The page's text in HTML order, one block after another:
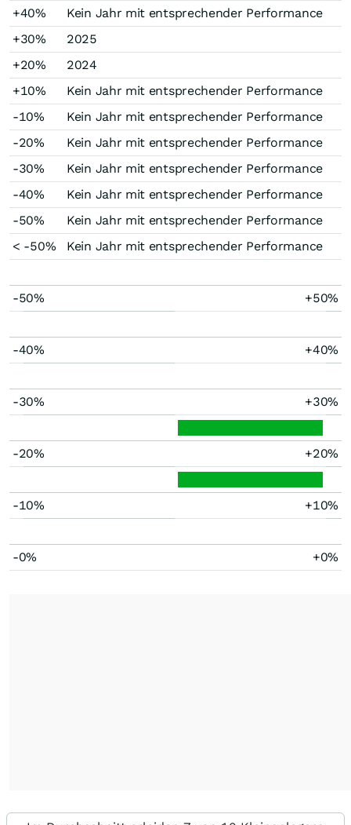
+40%
Kein Jahr mit entsprechender Performance
+30%
2025
+20%
2024
+10%
Kein Jahr mit entsprechender Performance
-10%
Kein Jahr mit entsprechender Performance
-20%
Kein Jahr mit entsprechender Performance
-30%
Kein Jahr mit entsprechender Performance
-40%
Kein Jahr mit entsprechender Performance
-50%
Kein Jahr mit entsprechender Performance
< -50%
Kein Jahr mit entsprechender Performance
-50% +50%
-40% +40%
-30% +30%
-20% +20%
-10% +10%
-0% +0%